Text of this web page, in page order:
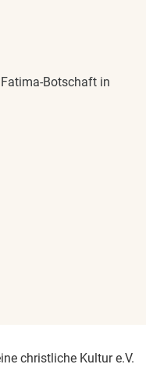
Fatima-Botschaft in
christliche Kultur e.V.